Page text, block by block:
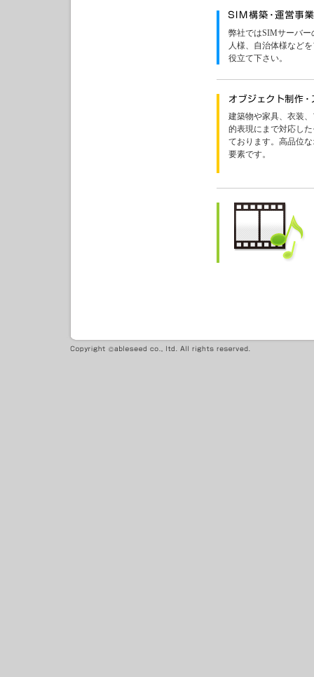
弊社ではSIMサーバ
人様、自治体様など
役立て下さい。
建築物や家具、衣装
的表現にまで対応し
ております。高品位
要素です。